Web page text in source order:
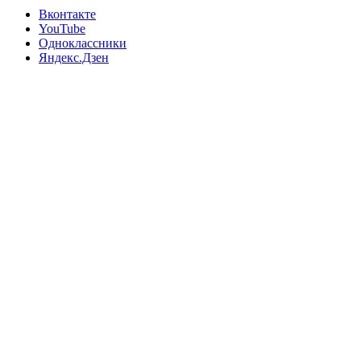
Вконтакте
YouTube
Одноклассники
Яндекс.Дзен